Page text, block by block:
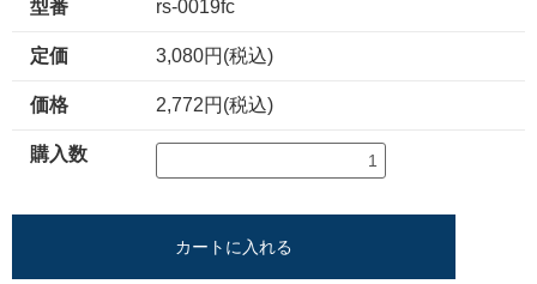
型番 rs-0019fc
定価 3,080円(税込)
価格 2,772円(税込)
購入数
カートに入れる